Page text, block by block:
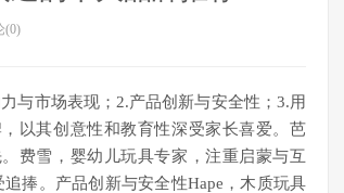
(0)
与市场表现；2.产品创新与安全性；3.用
以其创意性和教育性深受家长喜爱。芭
费雪，婴幼儿玩具专家，注重启蒙与互
捧。产品创新与安全性Hape，木质玩具